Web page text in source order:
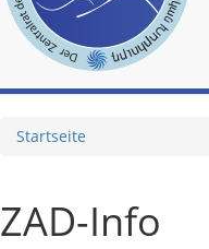
Startseite
ZAD-Info